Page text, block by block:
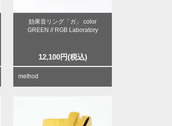
効果音リング「ガ」 color
GREEN // RGB Laboratory
12,100円(税込)
method